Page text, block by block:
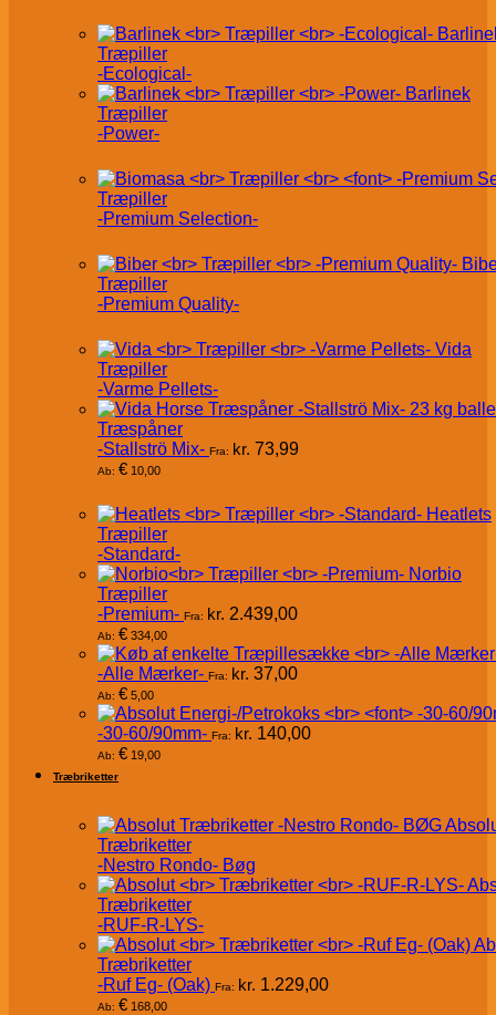
Træpiller
-Ecological-
Barlinek
Træpiller
-Power-
Træpiller
-Premium Selection-
Træpiller
-Premium Quality-
Vida
Træpiller
-Varme Pellets-
Træspåner
-Stallströ Mix- Fra: kr. 73,99
Ab: € 10,00
Heatlets
Træpiller
-Standard-
Norbio
Træpiller
-Premium- Fra: kr. 2.439,00
Ab: € 334,00
-Alle Mærker- Fra: kr. 37,00
Ab: € 5,00
-30-60/90mm- Fra: kr. 140,00
Ab: € 19,00
Træbriketter
Træbriketter
-Nestro Rondo- Bøg
Træbriketter
-RUF-R-LYS-
Træbriketter
-Ruf Eg- (Oak) Fra: kr. 1.229,00
Ab: € 168,00